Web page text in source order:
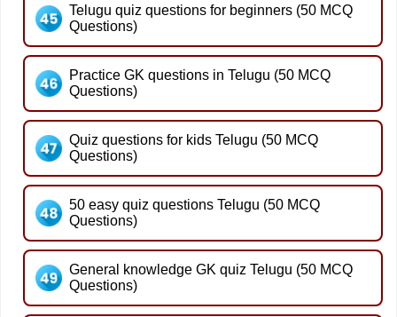
Telugu quiz questions for beginners (50 MCQ
Questions)
Practice GK questions in Telugu (50 MCQ
Questions)
Quiz questions for kids Telugu (50 MCQ
Questions)
50 easy quiz questions Telugu (50 MCQ
Questions)
General knowledge GK quiz Telugu (50 MCQ
Questions)